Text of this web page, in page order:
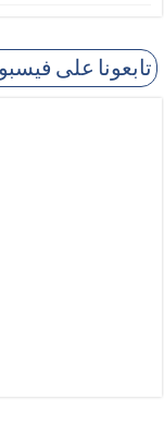
تابعونا على